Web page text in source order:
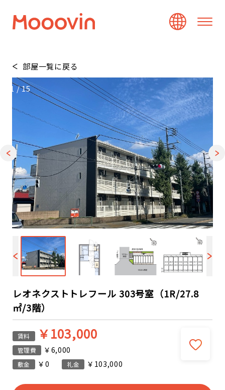
部屋一覧に戻る
1/15
レオネクストトレフール 303号室（1R/27.8
㎡/3階）
賃料 ￥103,000
管理費 ￥6,000
敷金 ￥0 礼金 ￥103,000